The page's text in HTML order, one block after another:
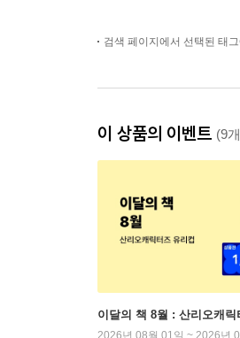
검색 페이지에서 선택된 태
이 상품의 이벤트 (9
이달의 책 8월 : 산리오캐릭
2026년 08월 01일 ~ 2026년